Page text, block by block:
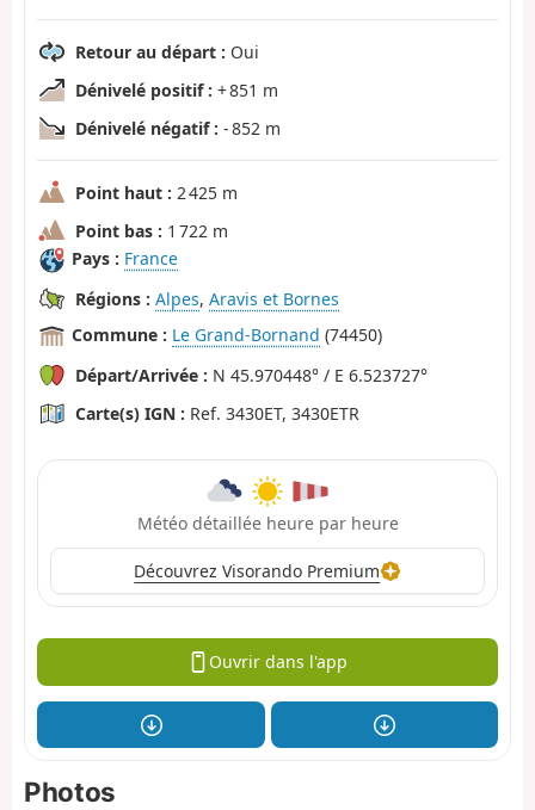
Retour au départ : Oui
Dénivelé positif : + 851 m
Dénivelé négatif : - 852 m
Point haut : 2 425 m
Point bas : 1 722 m
Pays : France
Régions : Alpes, Aravis et Bornes
Commune : Le Grand-Bornand (74450)
Départ/Arrivée : N 45.970448° / E 6.523727°
Carte(s) IGN : Ref. 3430ET, 3430ETR
Météo détaillée heure par heure
Découvrez Visorando Premium
Ouvrir dans l'app
Photos